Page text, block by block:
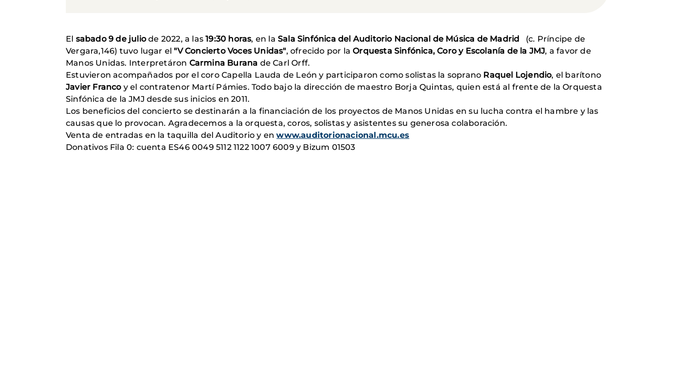
El sabado 9 de juliode 2022, a las19:30 horas, en laSala Sinfónica del Auditorio Nacional de Música de Madrid (c. Príncipe de
Vergara,146) tuvo lugar el "V Concierto Voces Unidas", ofrecido por laOrquesta Sinfónica, Coro y Escolanía de la JMJ, a favor de
Manos Unidas. Interpretáron Carmina Burana de Carl Orff.
Estuvieron acompañados por el coro Capella Lauda de León y participaron como solistas la soprano Raquel Lojendio, el barítono
Javier Francoy el contratenor Martí Pámies. Todo bajo la dirección de maestro Borja Quintas, quien está al frente de la Orquesta
Sinfónica de la JMJ desde sus inicios en 2011.
Los beneficios del concierto se destinarán a la financiación de los proyectos de Manos Unidas en su lucha contra el hambre y las
causas que lo provocan. Agradecemos a la orquesta, coros, solistas y asistentes su generosa colaboración.
Venta de entradas en la taquilla del Auditorio y enwww.auditorionacional.mcu.es
Donativos Fila 0: cuenta ES46 0049 5112 1122 1007 6009 y Bizum 01503